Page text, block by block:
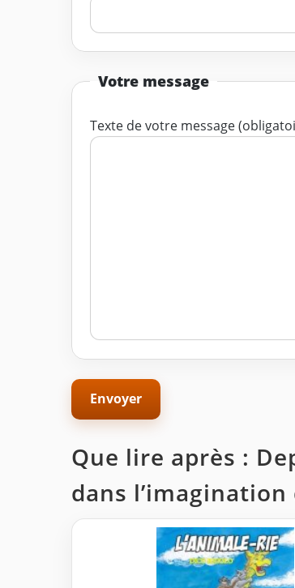
Votre message
Texte de votre message
Que lire après :
dans l’imagination